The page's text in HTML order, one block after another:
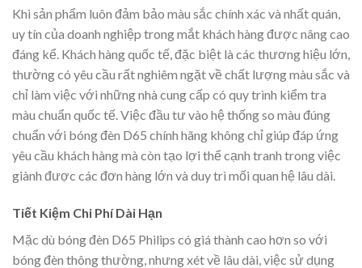
Khi sản phẩm luôn đảm bảo màu sắc chính xác và nhất quán,
uy tín của doanh nghiệp trong mắt khách hàng được nâng cao
đáng kể. Khách hàng quốc tế, đặc biệt là các thương hiệu lớn,
thường có yêu cầu rất nghiêm ngặt về chất lượng màu sắc và
chỉ làm việc với những nhà cung cấp có quy trình kiểm tra
màu chuẩn quốc tế. Việc đầu tư vào hệ thống so màu đúng
chuẩn với bóng đèn D65 chính hãng không chỉ giúp đáp ứng
yêu cầu khách hàng mà còn tạo lợi thế cạnh tranh trong việc
giành được các đơn hàng lớn và duy trì mối quan hệ lâu dài.
Tiết Kiệm Chi Phí Dài Hạn
Mặc dù bóng đèn D65 Philips có giá thành cao hơn so với
bóng đèn thông thường, nhưng xét về lâu dài, việc sử dụng